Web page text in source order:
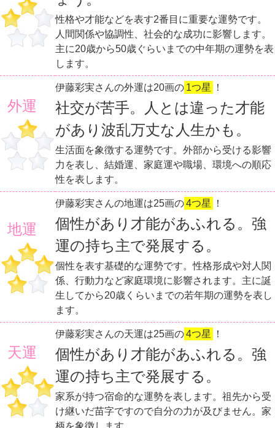
性格や才能などを表す2番目に重要な運勢です。
人間関係や協調性、社会的な成功に影響します。
主に20歳から50歳ぐらいまでの中年期の運勢を表
します。
外運
伊藤彩実さんの外運は20画の 1つ星 ！
社交が苦手。人とは違った才能
があり波乱万丈な人生かも。
生活面を象徴する運勢です。外部から受ける影響
力を表し、結婚運、家庭運や職場、環境への順応
性を表します。
地運
伊藤彩実さんの地運は25画の4つ星 ！
個性があり才能があふれる。強
運の持ち主で発展する。
個性を表す基礎的な運勢です。性格形成や対人関
係、行動力など家庭環境に影響されます。主に誕
生してから20歳くらいまでの若年期の運勢を表し
ます。
天運
伊藤彩実さんの天運は25画の4つ星 ！
個性があり才能があふれる。強
運の持ち主で発展する。
家系が持つ宿命的な運勢を表します。祖先から受
け継いだ苗字ですので自分の力が及びません。家
柄を象徴します。